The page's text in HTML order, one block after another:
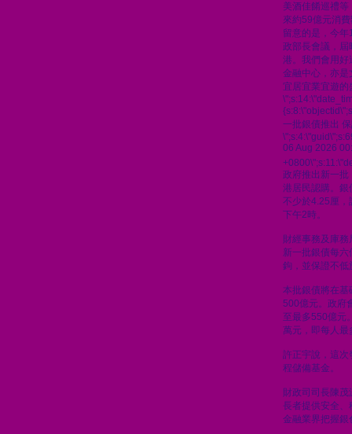
美酒佳餚巡禮
來約59億元消
留意的是，今
政部長會議，屆
港。我們會用好
金融中心，亦是
宜居宜業宜遊的
一批銀債推出
06 Aug 2026
政府推出新一批
港居民認購。銀
不少於4.25厘，
下午2時。
財經事務及庫
新一批銀債每
鉤，並保證不低
本批銀債將在基
500億元。政府
至最多550億元
萬元，即每人
許正宇說，這次
程儲備基金。
財政司司長陳
長者提供安全、
金融業界把握銀